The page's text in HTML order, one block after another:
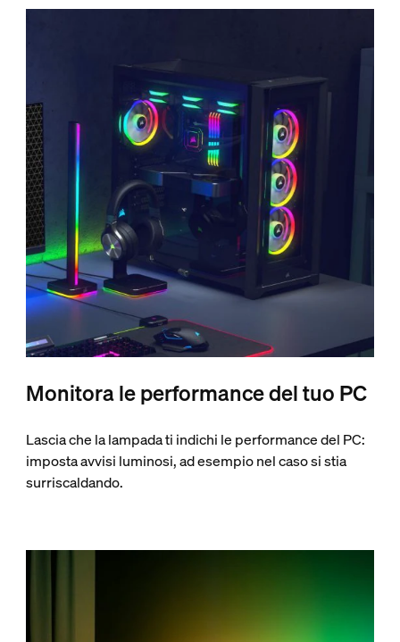
Monitora le performance del tuo PC
Lascia che la lampada ti indichi le performance del PC:
imposta avvisi luminosi, ad esempio nel caso si stia
surriscaldando.